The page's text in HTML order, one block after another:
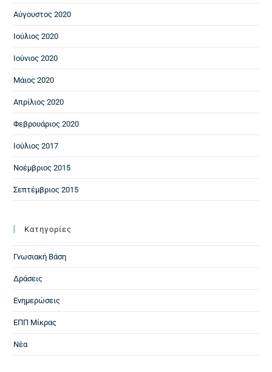
Αύγουστος 2020
Ιούλιος 2020
Ιούνιος 2020
Μάιος 2020
Απρίλιος 2020
Φεβρουάριος 2020
Ιούλιος 2017
Νοέμβριος 2015
Σεπτέμβριος 2015
Kατηγορίες
Γνωσιακή Βάση
Δράσεις
Ενημερώσεις
ΕΠΠ Μίκρας
Νέα